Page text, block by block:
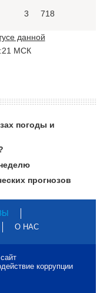
3 718
данной
МСК
погоды и
прогнозов
О НАС
коррупции